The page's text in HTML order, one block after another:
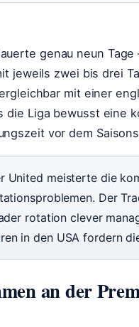
genau neun
jeweils zwei bis drei
mit einer
die Liga bewusst eine
vor dem
United meisterte die
Der
rotation clever
in den USA fordern
an der